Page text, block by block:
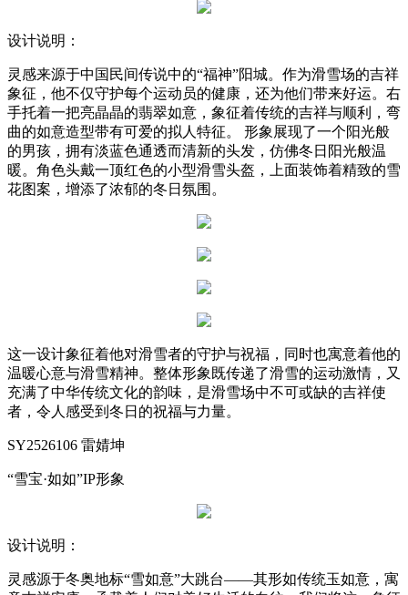
设计说明：
灵感来源于中国民间传说中的“福神”阳城。作为滑雪场的吉祥
象征，他不仅守护每个运动员的健康，还为他们带来好运。右
手托着一把亮晶晶的翡翠如意，象征着传统的吉祥与顺利，弯
曲的如意造型带有可爱的拟人特征。 形象展现了一个阳光般
的男孩，拥有淡蓝色通透而清新的头发，仿佛冬日阳光般温
暖。角色头戴一顶红色的小型滑雪头盔，上面装饰着精致的雪
花图案，增添了浓郁的冬日氛围。
这一设计象征着他对滑雪者的守护与祝福，同时也寓意着他的
温暖心意与滑雪精神。整体形象既传递了滑雪的运动激情，又
充满了中华传统文化的韵味，是滑雪场中不可或缺的吉祥使
者，令人感受到冬日的祝福与力量。
SY2526106 雷婧坤
“雪宝·如如”IP形象
设计说明：
灵感源于冬奥地标“雪如意”大跳台——其形如传统玉如意，寓